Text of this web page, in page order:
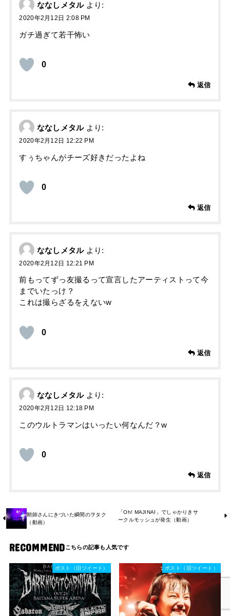
ななしメタル より:
2020年2月12日 2:08 PM
ガチ過ぎて若干怖い
0
返信
ななしメタル より:
2020年2月12日 12:22 PM
すぅちゃんがチーズ好きだったよね
0
返信
ななしメタル より:
2020年2月12日 12:21 PM
前もってずっ友撮るって宣言したアーティストって今
までいたっけ？
これは撮らざるをえないw
0
返信
ななしメタル より:
2020年2月12日 12:18 PM
このウルトラマンはいったい何なんだ？w
0
返信
鞘師さんにきづいた瞬間のヲタク
（動画）
「Oh! MAJINAI」でしゃかりきサ
ークルモッシュが発生（動画）
RECOMMEND
ポスト（旧ツイート） ポスト（旧ツイート）